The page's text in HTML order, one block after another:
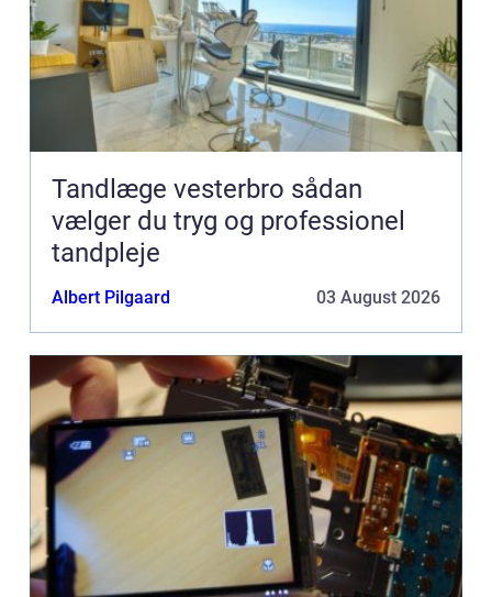
Tandlæge vesterbro sådan
vælger du tryg og professionel
tandpleje
Albert Pilgaard 03 August 2026